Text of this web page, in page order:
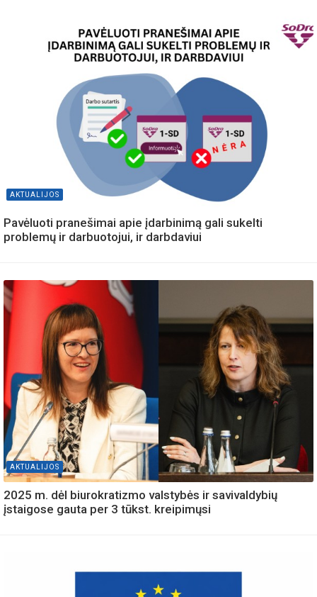
AKTUALIJOS
Pavėluoti pranešimai apie įdarbinimą gali sukelti
problemų ir darbuotojui, ir darbdaviui
AKTUALIJOS
2025 m. dėl biurokratizmo valstybės ir savivaldybių
įstaigose gauta per 3 tūkst. kreipimųsi